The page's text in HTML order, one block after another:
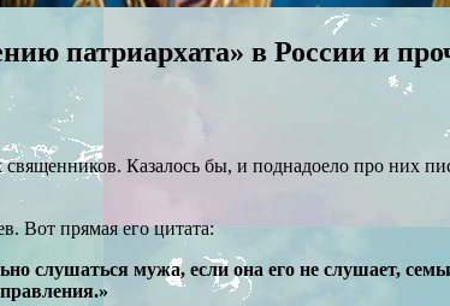
патриархата» в России и
Казалось бы, и поднадоело про них
Вот прямая его цитата:
слушаться мужа, если она его не слушает,